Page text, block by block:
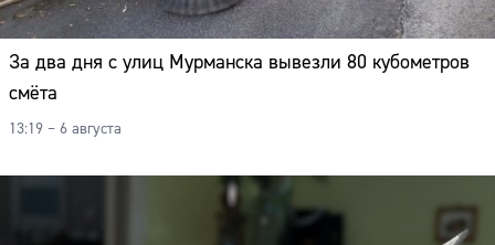
За два дня с улиц Мурманска вывезли 80 кубометров
смёта
13:19 – 6 августа